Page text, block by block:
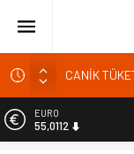
Kardef
24 Temmuz
Sandık Bir
EURO
55,0112